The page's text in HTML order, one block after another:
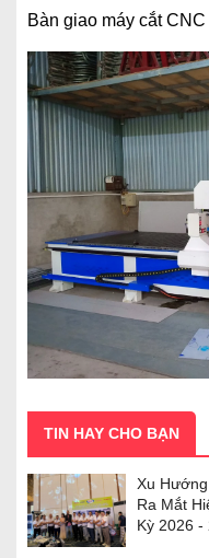
Bàn giao máy cắt
TIN HAY CHO BẠN
Xu
Ra Mắt
Kỳ 2026 -